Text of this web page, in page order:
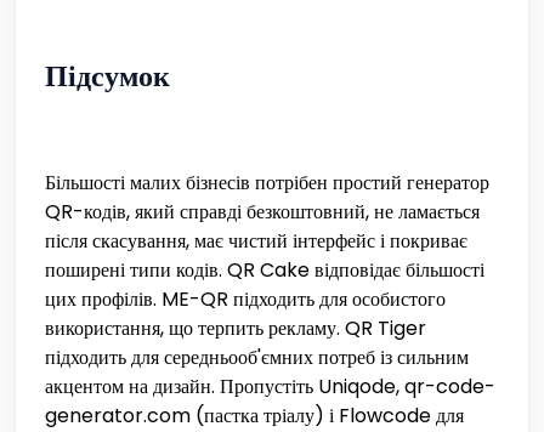
Підсумок
Більшості малих бізнесів потрібен простий генератор
QR-кодів, який справді безкоштовний, не ламається
після скасування, має чистий інтерфейс і покриває
поширені типи кодів. QR Cake відповідає більшості
цих профілів. ME-QR підходить для особистого
використання, що терпить рекламу. QR Tiger
підходить для середньооб'ємних потреб із сильним
акцентом на дизайн. Пропустіть Uniqode, qr-code-
generator.com (пастка тріалу) і Flowcode для